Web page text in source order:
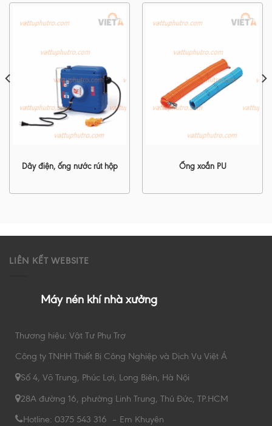
Dây điện, ống nước rút hộp Ống xoắn PU
LIÊN KẾT WEBSITE
Máy nén khí nhà xưởng
Thương hiệu: Vật Tư Phụ Trợ
Công ty TNHH Thiết Bị Công Nghiệp và Dịch Vụ Việt Á
Số 4, Võ Trung, Phúc Lợi, Long Biên, Hà Nội
28A đường 16, phường Linh Trung, Thủ Đức, TP.HCM
Hotline: 0375 543 316 – Em Khuyên